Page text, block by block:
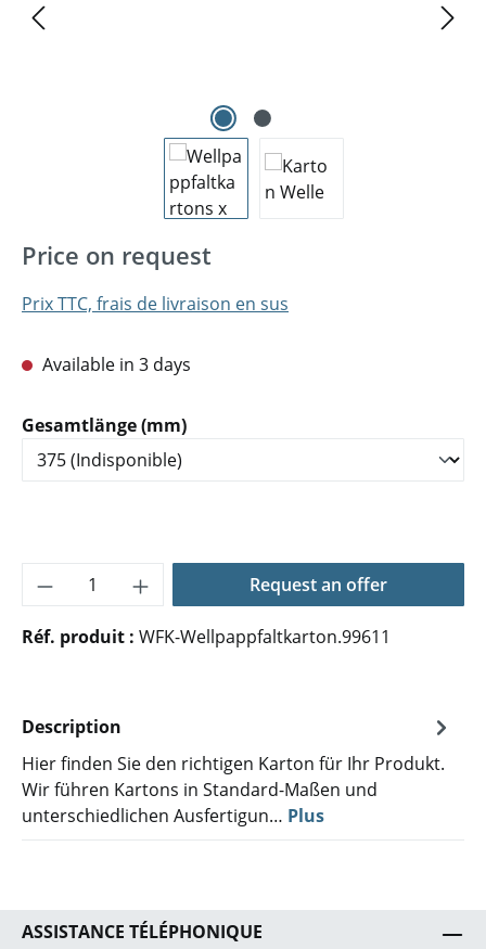
Price on request
Prix TTC, frais de livraison en sus
Available in 3 days
Sélectionnez
Gesamtlänge (mm)
Quantité de produit : Entrez la
Request an offer
Réf. produit : WFK-Wellpappfaltkarton.99611
Description
Hier finden Sie den richtigen Karton für Ihr Produkt.
Wir führen Kartons in Standard-Maßen und
unterschiedlichen Ausfertigun… Plus
ASSISTANCE TÉLÉPHONIQUE